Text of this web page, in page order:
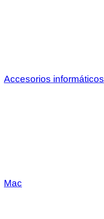
Accesorios informáticos
Mac